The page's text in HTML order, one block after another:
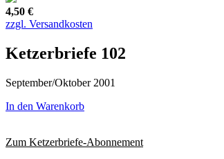
4,50 €
zzgl. Versandkosten
Ketzerbriefe 102
September/Oktober 2001
In den Warenkorb
Zum Ketzerbriefe-Abonnement